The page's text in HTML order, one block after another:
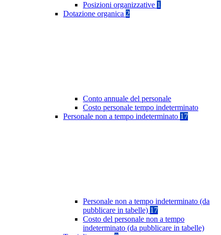
Posizioni organizzative 1
Dotazione organica 2
Conto annuale del personale
Costo personale tempo indeterminato
Personale non a tempo indeterminato 17
Personale non a tempo indeterminato (da
pubblicare in tabelle) 17
Costo del personale non a tempo
indeterminato (da pubblicare in tabelle)